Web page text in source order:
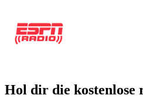
Hol dir die kostenlose